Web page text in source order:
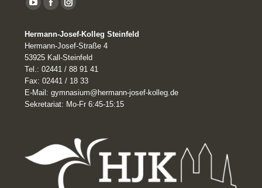
YouTube
opens
in
new
window
FacebookInstagram
Hermann-Josef-Kolleg Steinfeld
Hermann-Josef-Straße 4
53925 Kall-Steinfeld
Tel.: 02441 / 88 91 41
Fax: 02441 / 18 33
E-Mail: gymnasium@hermann-josef-kolleg.de
Sekretariat: Mo-Fr 6:45-15:15